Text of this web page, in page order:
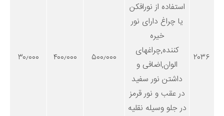
۲۰۳۶
استفاده از نورافکن
یا چراغ دارای نور
خیره
کننده,چراغهای
الوان,اضافی و
داشتن نور سفید
در عقب و نور قرمز
در جلو وسیله نقلیه
۵۰۰٫۰۰۰ ۴۰۰٫۰۰۰ ۳۰٫۰۰۰